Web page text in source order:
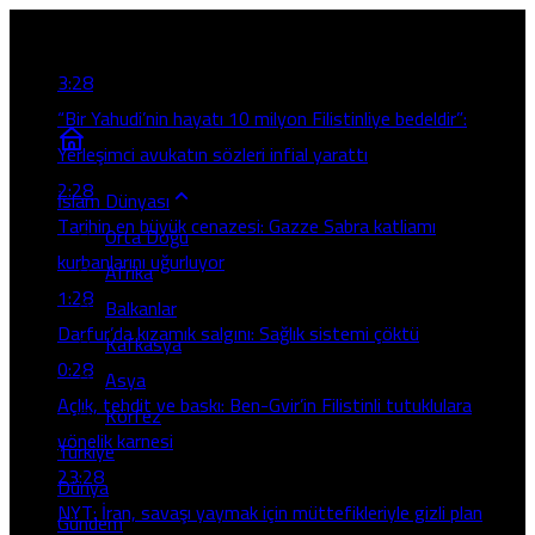
3:28
“Bir Yahudi’nin hayatı 10 milyon Filistinliye bedeldir”:
Yerleşimci avukatın sözleri infial yarattı
2:28
Tarihin en büyük cenazesi: Gazze Sabra katliamı
kurbanlarını uğurluyor
1:28
Darfur’da kızamık salgını: Sağlık sistemi çöktü
0:28
Açlık, tehdit ve baskı: Ben-Gvir’in Filistinli tutuklulara
yönelik karnesi
23:28
NYT: İran, savaşı yaymak için müttefikleriyle gizli plan
İslam Dünyası
Orta Doğu
Afrika
Balkanlar
Kafkasya
Asya
Körfez
Türkiye
Dünya
Gündem